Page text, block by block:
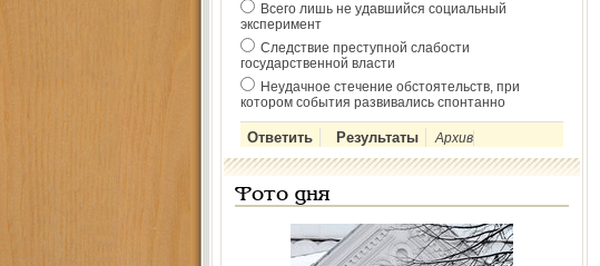
Всего лишь не удавшийся социальный
эксперимент
Следствие преступной слабости
государственной власти
Неудачное стечение обстоятельств, при
котором события развивались спонтанно
Архив
Фото дня